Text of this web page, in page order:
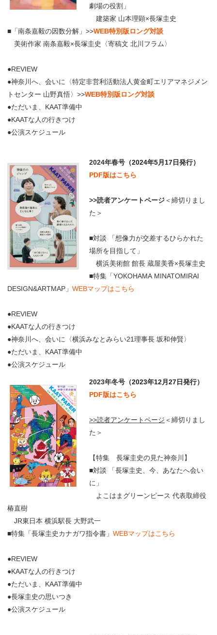
劇場の役割」
建築家 山本理顕×長塚圭史
■「南条嘉毅の因数分解」>>WEB特別版ロング対談
美術作家 南条嘉毅×長塚圭史〈寄稿文 北川フラム〉
●REVIEW
●神奈川へ、会いに〈特定非営利活動法人黄金町エリアマネジメン
トセンター 山野真悟〉>>WEB特別版ロング対談
●ただいま、KAAT準備中
●KAATな人の行きつけ
●公演スケジュール
2024年春号（2024年5月17日発行）
PDF版はこちら
>>読者アンケートページ＜締切りまし
た＞
■対談 「想像力が交差するひらかれた
場所を目指して」
横浜美術館 館長 蔵屋美香×長塚圭史
■特集「YOKOHAMA MINATOMIRAI
DESIGN&ARTMAP」 WEBマップはこちら
●REVIEW
●KAATな人の行きつけ
●神奈川へ、会いに〈横浜みなとみらい21理事長 坂和伸賢〉
●ただいま、KAAT準備中
●公演スケジュール
2023年冬号（2023年12月27日発行）
PDF版はこちら
>>読者アンケートページ ＜締切りまし
た＞
【特集 長塚圭史の見た神奈川】
■対談 「長塚圭史、今、あなたへ会い
に」
よこはまグリーンピース 代表取締役
椿直樹
JR東日本 横浜駅長 大野武一
■特集「長塚圭史カナガワ指令書」 WEBマップはこちら
●REVIEW
●KAATな人の行きつけ
●ただいま、KAAT準備中
●長塚圭史の思いつき
●公演スケジュール